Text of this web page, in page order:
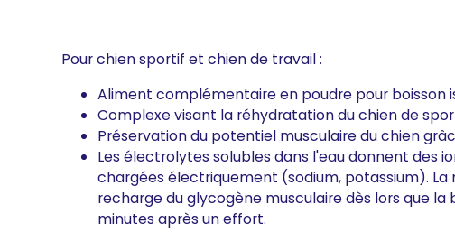
Pour chien sportif et chien de travail :
Aliment complémentaire en poudre pour boisson
Complexe visant la réhydratation du chien de
Préservation du potentiel musculaire du chien
Les électrolytes solubles dans l'eau donnent des
chargées électriquement (sodium, potassium).
recharge du glycogène musculaire dès lors que la
minutes après un effort.